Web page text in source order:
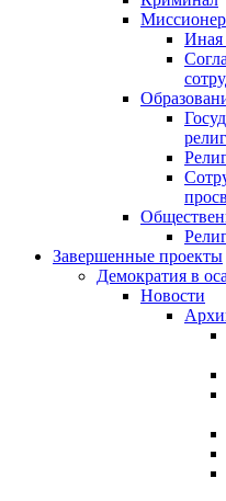
Иная
Завершенные проекты
Демократия в
Новости